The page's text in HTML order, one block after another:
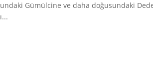
Gümülcine ve daha doğusundaki